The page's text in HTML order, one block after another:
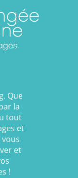
Que
la
tout
et
et
!